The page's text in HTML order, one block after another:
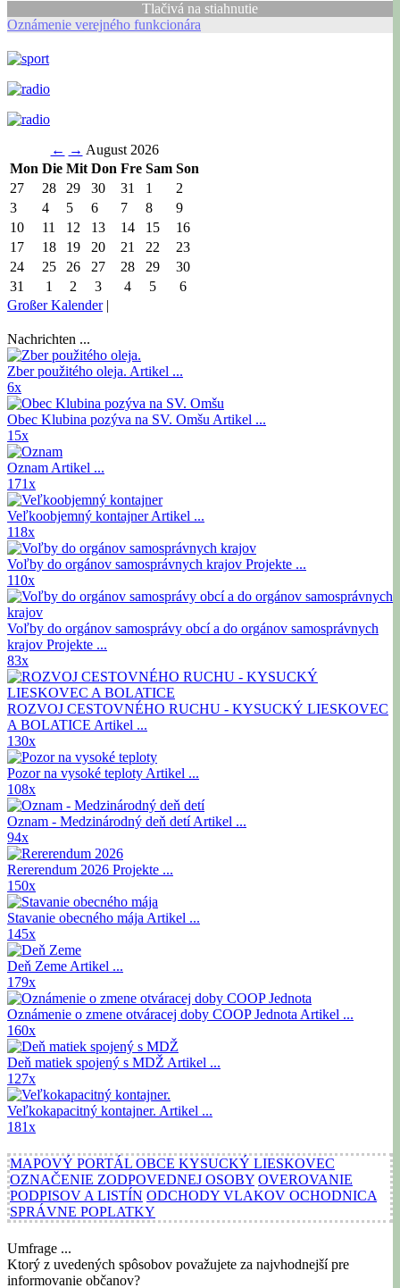
Tlačivá na stiahnutie
Oznámenie verejného funkcionára
← → August 2026
Mon Die Mit Don Fre Sam Son
27
28 29 30 31 1
2
3
4 5 6 7 8
9
10
11 12 13 14 15
16
17
18 19 20 21 22
23
24
25 26 27 28 29
30
31
1 2 3 4 5
6
Großer Kalender|
Nachrichten ...
Zber použitého oleja. Artikel ...
6x
Obec Klubina pozýva na SV. Omšu Artikel ...
15x
Oznam Artikel ...
171x
Veľkoobjemný kontajnerArtikel ...
118x
Voľby do orgánov samosprávnych krajov Projekte ...
110x
Voľby do orgánov samosprávy obcí a do orgánov samosprávnych
krajov Projekte ...
83x
ROZVOJ CESTOVNÉHO RUCHU - KYSUCKÝ LIESKOVEC
A BOLATICE Artikel ...
130x
Pozor na vysoké teploty Artikel ...
108x
Oznam - Medzinárodný deň detíArtikel ...
94x
Rererendum 2026 Projekte ...
150x
Stavanie obecného mája Artikel ...
145x
Deň Zeme Artikel ...
179x
Oznámenie o zmene otváracej doby COOP Jednota Artikel ...
160x
Deň matiek spojený s MDŽ Artikel ...
127x
Veľkokapacitný kontajner. Artikel ...
181x
MAPOVÝ PORTÁL OBCE KYSUCKÝ LIESKOVEC
OZNAČENIE ZODPOVEDNEJ OSOBY OVEROVANIE
PODPISOV A LISTÍN ODCHODY VLAKOV OCHODNICA
SPRÁVNE POPLATKY
Umfrage ...
Ktorý z uvedených spôsobov považujete za najvhodnejší pre
informovanie občanov?